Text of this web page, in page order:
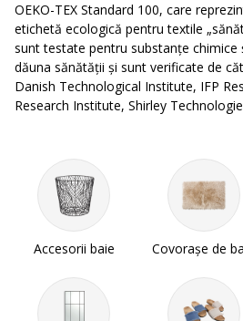
OEKO-TEX Standard 100, care
etichetă ecologică pentru textile
sunt testate pentru substanţe chimice
dăuna sănătăţii şi sunt verificate de
Danish Technological Institute, IFP
Research Institute, Shirley
Accesorii baie Covorașe de